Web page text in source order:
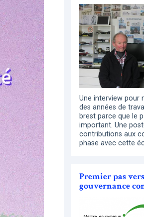
Une interview pour
des années de
brest parce que le
important. Une
contributions aux
phase avec cette
Premier pas
gouvernance